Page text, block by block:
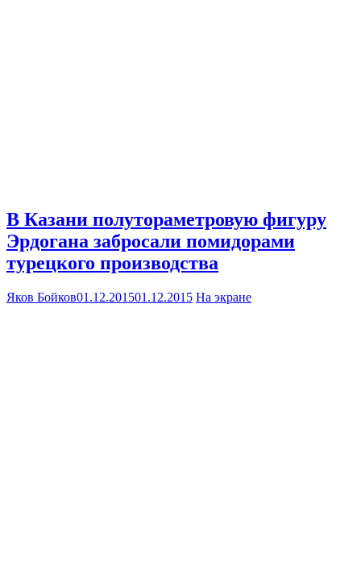
В Казани полутораметровую фигуру
Эрдогана забросали помидорами
турецкого производства
Яков Бойков01.12.201501.12.2015 На экране